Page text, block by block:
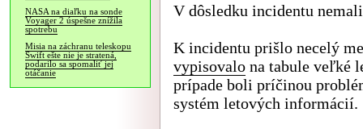
NASA na diaľku na sonde
Voyager 2 úspešne znížila
spotrebu
Misia na záchranu teleskopu
Swift ešte nie je stratená,
podarilo sa spomaliť jej
otáčanie
V dôsledku incidentu
K incidentu prišlo necelý
vypisovalo na tabule veľké
prípade boli príčinou
systém letových informácií.